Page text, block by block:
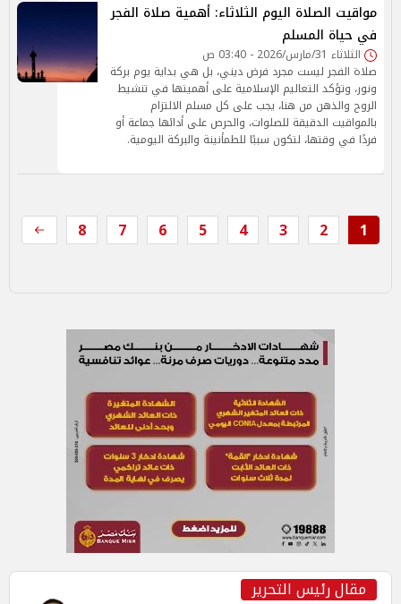
مواقيت الصلاة اليوم الثلاثاء: أهمية صلاة الفجر
في حياة المسلم
الثلاثاء 31/مارس/2026 - 03:40 ص
صلاة الفجر ليست مجرد فرض ديني، بل هي بداية يوم بركة
ونور، وتؤكد التعاليم الإسلامية على أهميتها في تنشيط
الروح والذهن من هنا، يجب على كل مسلم الالتزام
بالمواقيت الدقيقة للصلوات، والحرص على أدائها جماعة أو
فردًا في وقتها، لتكون سببًا للطمأنينة والبركة اليومية.
1
2
3
4
5
6
7
8
مقال رئيس التحرير